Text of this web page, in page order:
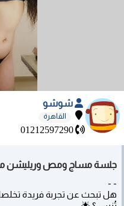
شوشو
القاهرة
01212597290
جلسة مساج ومص وريليشن
- -
هل تبحث عن تجربة فريدة